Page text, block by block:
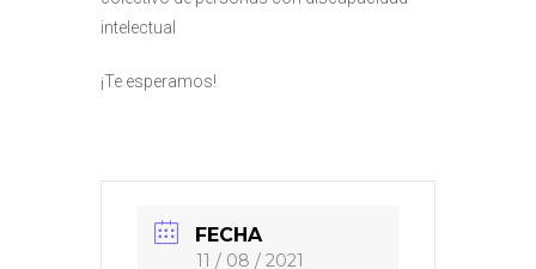
intelectual
¡Te esperamos!
FECHA
11 / 08 / 2021